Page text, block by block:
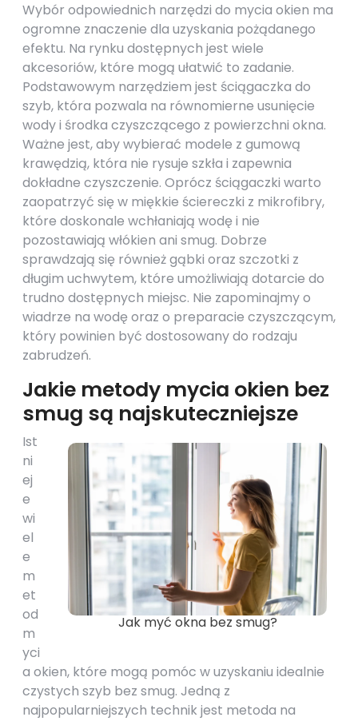
Wybór odpowiednich narzędzi do mycia okien ma
ogromne znaczenie dla uzyskania pożądanego
efektu. Na rynku dostępnych jest wiele
akcesoriów, które mogą ułatwić to zadanie.
Podstawowym narzędziem jest ściągaczka do
szyb, która pozwala na równomierne usunięcie
wody i środka czyszczącego z powierzchni okna.
Ważne jest, aby wybierać modele z gumową
krawędzią, która nie rysuje szkła i zapewnia
dokładne czyszczenie. Oprócz ściągaczki warto
zaopatrzyć się w miękkie ściereczki z mikrofibry,
które doskonale wchłaniają wodę i nie
pozostawiają włókien ani smug. Dobrze
sprawdzają się również gąbki oraz szczotki z
długim uchwytem, które umożliwiają dotarcie do
trudno dostępnych miejsc. Nie zapominajmy o
wiadrze na wodę oraz o preparacie czyszczącym,
który powinien być dostosowany do rodzaju
zabrudzeń.
Jakie metody mycia okien bez
smug są najskuteczniejsze
Jak myć okna bez smug?
Ist
ni
ej
e
wi
el
e
m
et
od
m
yci
a okien, które mogą pomóc w uzyskaniu idealnie
czystych szyb bez smug. Jedną z
najpopularniejszych technik jest metoda na